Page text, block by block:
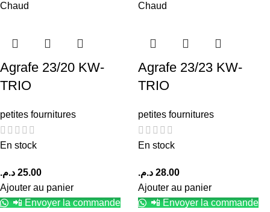
Chaud
Agrafe 23/20 KW-
TRIO
petites fournitures
En stock
25.00 د.م.
Ajouter au panier
📲 Envoyer la commande
Chaud
Agrafe 23/23 KW-
TRIO
petites fournitures
En stock
28.00 د.م.
Ajouter au panier
📲 Envoyer la commande